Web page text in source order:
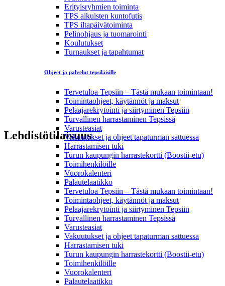
Erityisryhmien toiminta
TPS aikuisten kuntofutis
TPS iltapäivätoiminta
Pelinohjaus ja tuomarointi
Koulutukset
Turnaukset ja tapahtumat
Ohjeet ja palvelut tepsiläisille
Tervetuloa Tepsiin – Tästä mukaan toimintaan!
Toimintaohjeet, käytännöt ja maksut
Pelaajarekrytointi ja siirtyminen Tepsiin
Turvallinen harrastaminen Tepsissä
Varusteasiat
Vakuutukset ja ohjeet tapaturman sattuessa
Harrastamisen tuki
Turun kaupungin harrastekortti (Boostii-etu)
Toimihenkilöille
Vuorokalenteri
Palautelaatikko
Tervetuloa Tepsiin – Tästä mukaan toimintaan!
Toimintaohjeet, käytännöt ja maksut
Pelaajarekrytointi ja siirtyminen Tepsiin
Turvallinen harrastaminen Tepsissä
Varusteasiat
Vakuutukset ja ohjeet tapaturman sattuessa
Harrastamisen tuki
Turun kaupungin harrastekortti (Boostii-etu)
Toimihenkilöille
Vuorokalenteri
Palautelaatikko
Lehdistötilaisuus